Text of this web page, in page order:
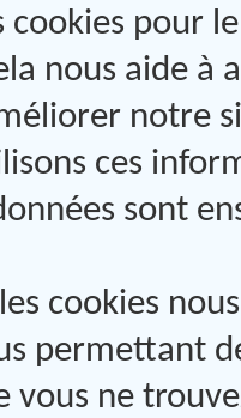
cookies pour
nous aide à
notre
ces
sont
cookies
permettant
vous ne